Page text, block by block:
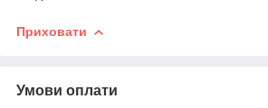
Приховати
Умови оплати